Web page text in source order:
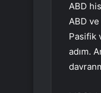
ABD
ABD
Pasifik
adım.